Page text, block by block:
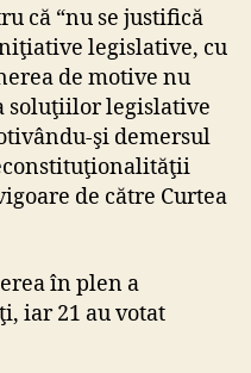
că “nu se justifică
legislative, cu
de motive nu
soluţiilor legislative
şi demersul
de către Curtea
în plen a
iar 21 au votat